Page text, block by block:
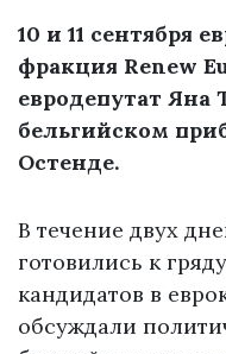
10 и 11 сентября
фракция Renew
евродепутат Яна
бельгийском
Остенде.
В течение двух
готовились к
кандидатов в
обсуждали